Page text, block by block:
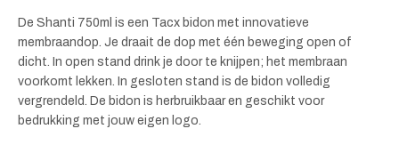
De Shanti 750ml is een Tacx bidon met innovatieve
membraandop. Je draait de dop met één beweging open of
dicht. In open stand drink je door te knijpen; het membraan
voorkomt lekken. In gesloten stand is de bidon volledig
vergrendeld. De bidon is herbruikbaar en geschikt voor
bedrukking met jouw eigen logo.